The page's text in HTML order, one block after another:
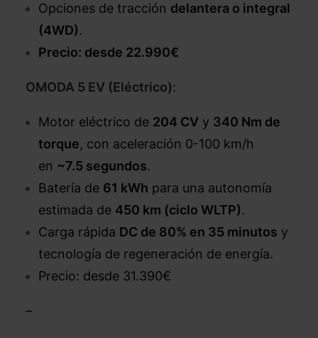
Opciones de tracción delantera o integral
(4WD).
Precio: desde 22.990€
OMODA 5 EV (Eléctrico):
Motor eléctrico de 204 CV y 340 Nm de
torque, con aceleración 0-100 km/h
en ~7.5 segundos.
Batería de 61 kWh para una autonomía
estimada de 450 km (ciclo WLTP).
Carga rápida DC de 80% en 35 minutos y
tecnología de regeneración de energía.
Precio: desde 31.390€
–